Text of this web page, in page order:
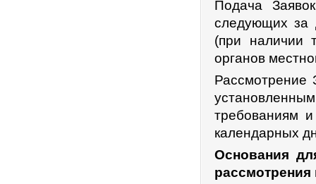
Подача
следующих за
(при наличии
органов
Рассмотрение
требованиям
календарных
Основания
рассмотрения